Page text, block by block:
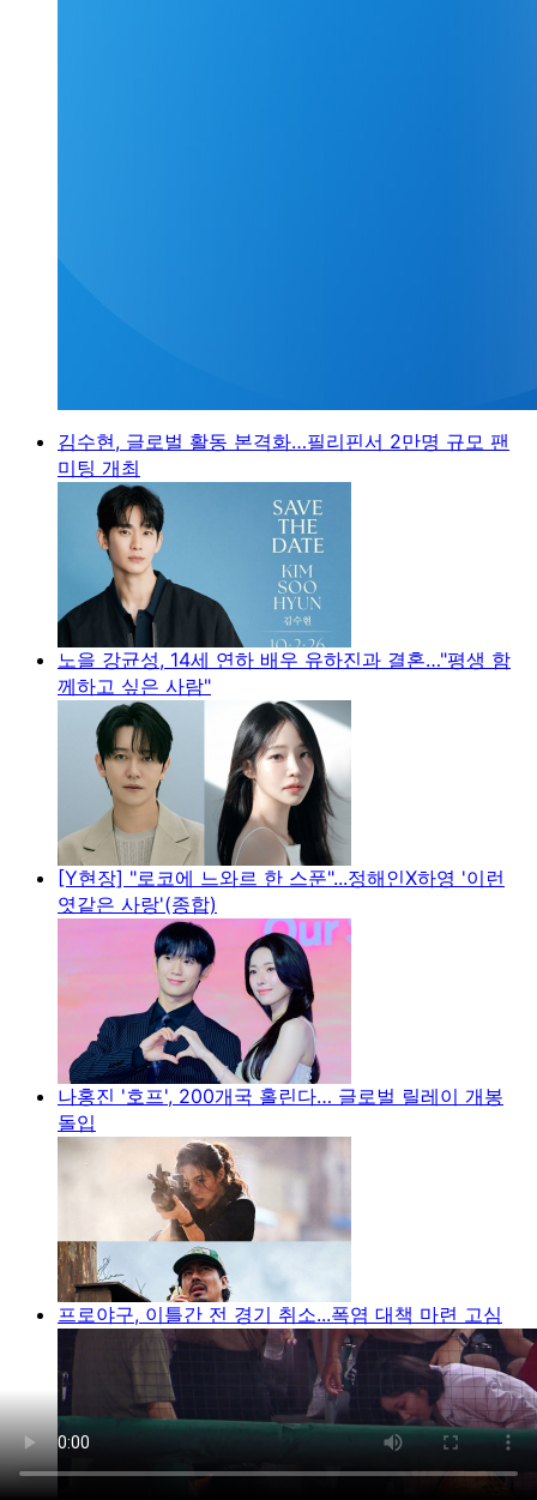
김수현, 글로벌 활동 본격화…필리핀서 2만명 규모 팬
미팅 개최
노을 강균성, 14세 연하 배우 유하진과 결혼…"평생 함
께하고 싶은 사람"
[Y현장] "로코에 느와르 한 스푼"...정해인X하영 '이런
엿같은 사랑'(종합)
나홍진 '호프', 200개국 홀린다… 글로벌 릴레이 개봉
돌입
프로야구, 이틀간 전 경기 취소...폭염 대책 마련 고심